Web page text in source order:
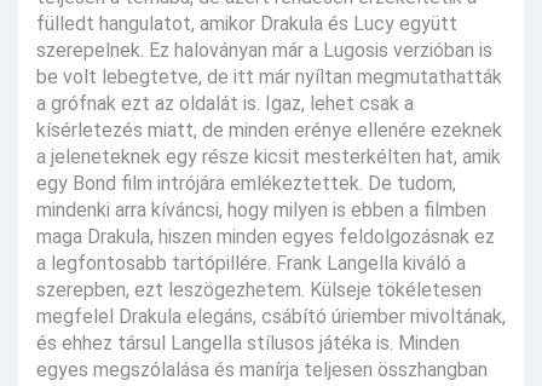
fülledt hangulatot, amikor Drakula és Lucy együtt
szerepelnek. Ez haloványan már a Lugosis verzióban is
be volt lebegtetve, de itt már nyíltan megmutathatták
a grófnak ezt az oldalát is. Igaz, lehet csak a
kísérletezés miatt, de minden erénye ellenére ezeknek
a jeleneteknek egy része kicsit mesterkélten hat, amik
egy Bond film intrójára emlékeztettek. De tudom,
mindenki arra kíváncsi, hogy milyen is ebben a filmben
maga Drakula, hiszen minden egyes feldolgozásnak ez
a legfontosabb tartópillére. Frank Langella kiváló a
szerepben, ezt leszögezhetem. Külseje tökéletesen
megfelel Drakula elegáns, csábító úriember mivoltának,
és ehhez társul Langella stílusos játéka is. Minden
egyes megszólalása és manírja teljesen összhangban